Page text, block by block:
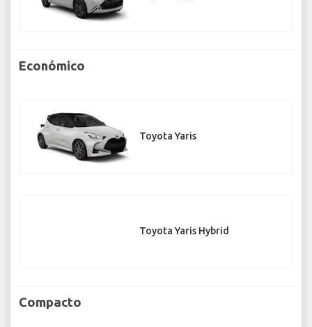
Económico
Toyota Yaris
Toyota Yaris Hybrid
Compacto